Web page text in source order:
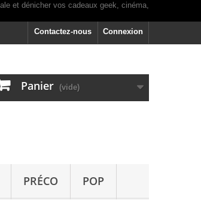
Connexion
Contactez-nous
Panier (vide)
PRÉCO POP